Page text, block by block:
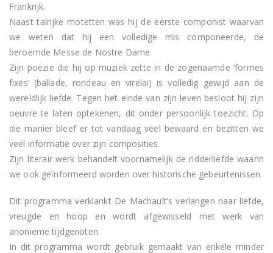
Frankrijk.
Naast talrijke motetten was hij de eerste componist waarvan
we weten dat hij een volledige mis componeerde, de
beroemde Messe de Nostre Dame.
Zijn poëzie die hij op muziek zette in de zogenaamde ‘formes
fixes’ (ballade, rondeau en virelai) is volledig gewijd aan de
wereldlijk liefde. Tegen het einde van zijn leven besloot hij zijn
oeuvre te laten optekenen, dit onder persoonlijk toezicht. Op
die manier bleef er tot vandaag veel bewaard en bezitten we
veel informatie over zijn composities.
Zijn literair werk behandelt voornamelijk de ridderliefde waarin
we ook geïnformeerd worden over historische gebeurtenissen.
Dit programma verklankt De Machault’s verlangen naar liefde,
vreugde en hoop en wordt afgewisseld met werk van
anonieme tijdgenoten.
In dit programma wordt gebruik gemaakt van enkele minder